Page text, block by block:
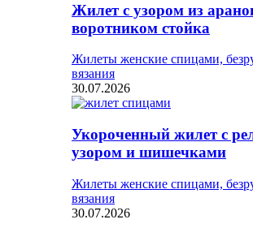
Жилет с узором из
воротником стойка
Жилеты женские спицами,
вязания
30.07.2026
Укороченный жилет с
узором и шишечками
Жилеты женские спицами,
вязания
30.07.2026